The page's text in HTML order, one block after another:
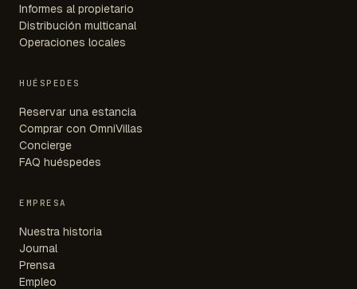
Informes al propietario
Distribución multicanal
Operaciones locales
HUÉSPEDES
Reservar una estancia
Comprar con OmniVillas
Concierge
FAQ huéspedes
EMPRESA
Nuestra historia
Journal
Prensa
Empleo